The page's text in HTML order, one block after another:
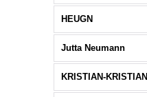
HEUGN
Jutta Neumann
KRISTIAN-KRISTIAN